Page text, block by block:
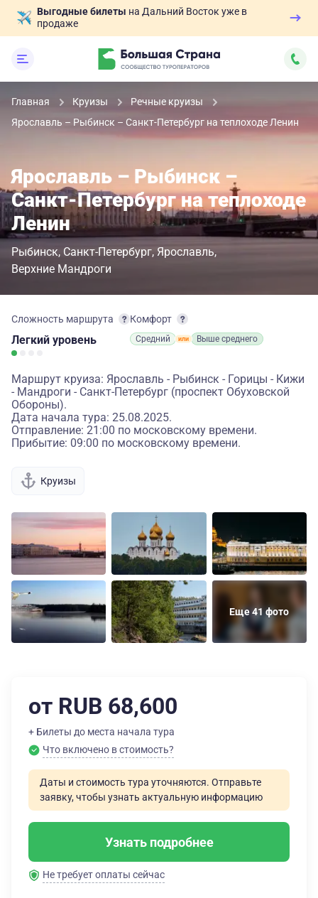
Выгодные билеты на Дальний Восток уже в
продаже
Главная Круизы
Речные круизы
Ярославль – Рыбинск – Санкт-Петербург на теплоходе Ленин
Ярославль – Рыбинск –
Санкт-Петербург на теплоходе
Ленин
Рыбинск Санкт-Петербург Ярославль
Верхние Мандроги
Сложность маршрута
Легкий уровень
Комфорт
Средний Выше среднего
Маршрут круиза: Ярославль - Рыбинск - Горицы - Кижи
- Мандроги - Санкт-Петербург (проспект Обуховской
Обороны).
Дата начала тура: 25.08.2025.
Отправление: 21:00 по московскому времени.
Прибытие: 09:00 по московскому времени.
Круизы
Еще 41 фото
от RUB 68,600
+ Билеты до места начала тура
Что включено в стоимость?
Даты и стоимость тура уточняются. Отправьте
заявку, чтобы узнать актуальную информацию
Узнать подробнее
Не требует оплаты сейчас